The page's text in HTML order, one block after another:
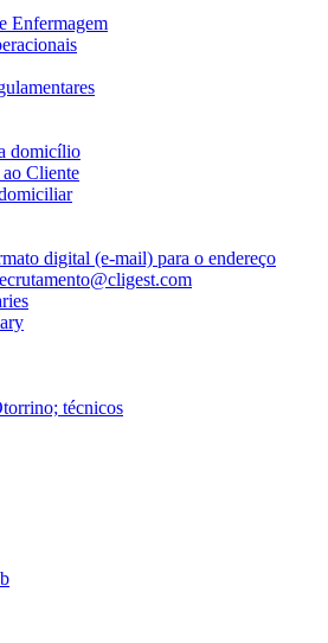
Enfermagem
domicílio
Cliente
digital (e-mail) para o endereço
técnicos